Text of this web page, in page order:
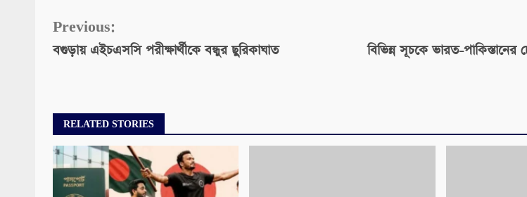
Continue
Reading
Previous:
বগুড়ায় এইচএসসি পরীক্ষার্থীকে বন্ধুর ছুরিকাঘাত
বিভিন্ন সূচকে ভারত-পাকিস্তানের
RELATED STORIES